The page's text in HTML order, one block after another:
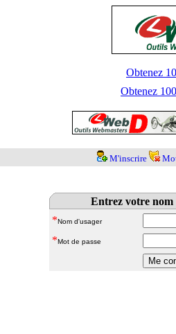
Obtenez
Obtenez
M'inscrire
Entrez votre nom
*Nom d'usager
*Mot de passe